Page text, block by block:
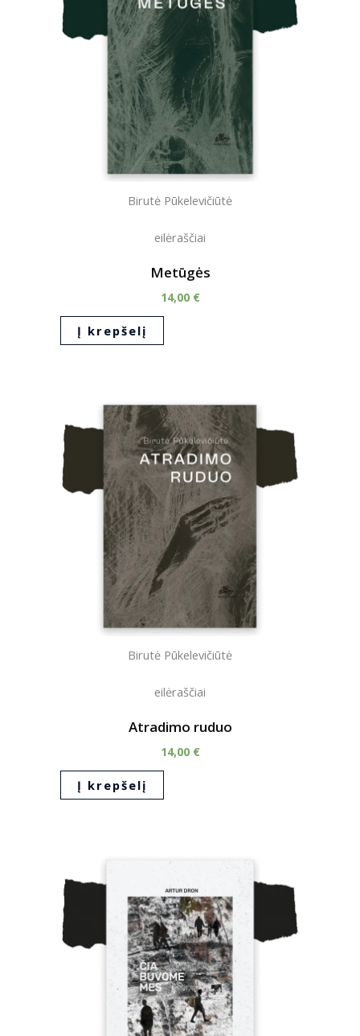
Birutė Pūkelevičiūtė
eilėraščiai
Metūgės
14,00 €
Į krepšelį
Birutė Pūkelevičiūtė
eilėraščiai
Atradimo ruduo
14,00 €
Į krepšelį